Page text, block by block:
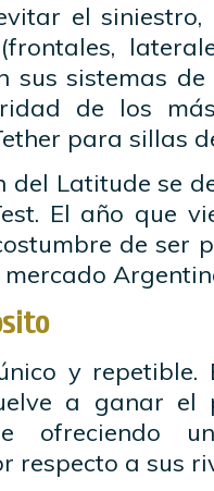
el siniestro,
sus sistemas de
de los
para sillas
del Latitude se
El año que
de ser
y repetible.
a ganar el
ofreciendo
respecto a sus